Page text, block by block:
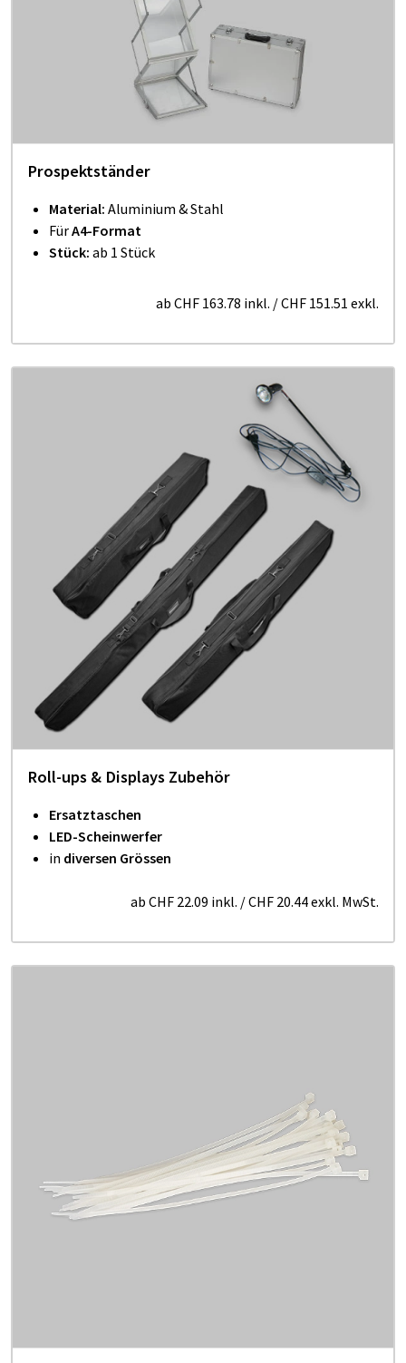
Prospektständer
Material: Aluminium & Stahl
FürA4-Format
Stück: ab 1 Stück
ab CHF 163.78 inkl. /CHF 151.51 exkl.
Roll-ups & Displays Zubehör
Ersatztaschen
LED-Scheinwerfer
in diversen Grössen
ab CHF 22.09 inkl. /CHF 20.44exkl. MwSt.